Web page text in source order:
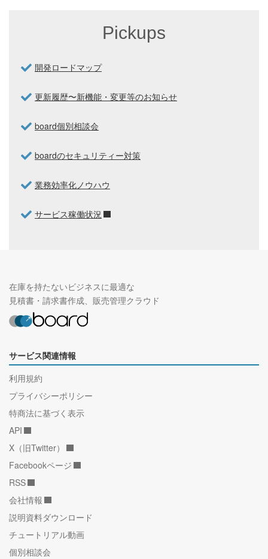
Pickups
開発ロードマップ
更新履歴〜新機能・変更等のお知らせ
board個別相談会
boardのセキュリティー対策
業務効率化ノウハウ
サービス稼働状況
在庫を持たないビジネスに最適な
見積書・請求書作成、販売管理クラウド
サービス関連情報
利用規約
プライバシーポリシー
特商法に基づく表示
API
X（旧Twitter）
Facebookページ
RSS
会社情報
説明資料ダウンロード
チュートリアル動画
個別相談会